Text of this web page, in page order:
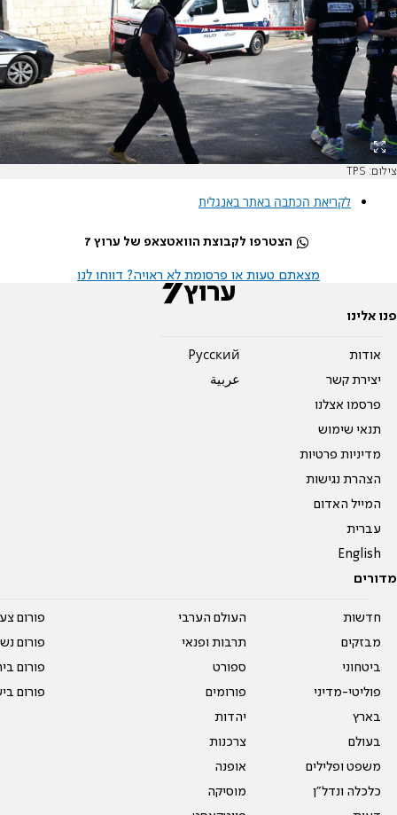
צילום: TPS
לקריאת הכתבה באתר באנגלית
הצטרפו לקבוצת הוואטצאפ של ערוץ 7
מצאתם טעות או פרסומת לא ראויה? דווחו לנו
פנו אלינו
אודות
יצירת קשר
פרסמו אצלנו
תנאי שימוש
מדיניות פרטיות
הצהרת נגישות
המייל האדום
עברית
English
Pусский
عربية
מדורים
חדשות
מבזקים
ביטחוני
פוליטי-מדיני
בארץ
בעולם
משפט ופלילים
כלכלה ונדל"ן
העולם הערבי
תרבות ופנאי
ספורט
פורומים
יהדות
צרכנות
אופנה
מוסיקה
פורום
פורום
פורום
פורום